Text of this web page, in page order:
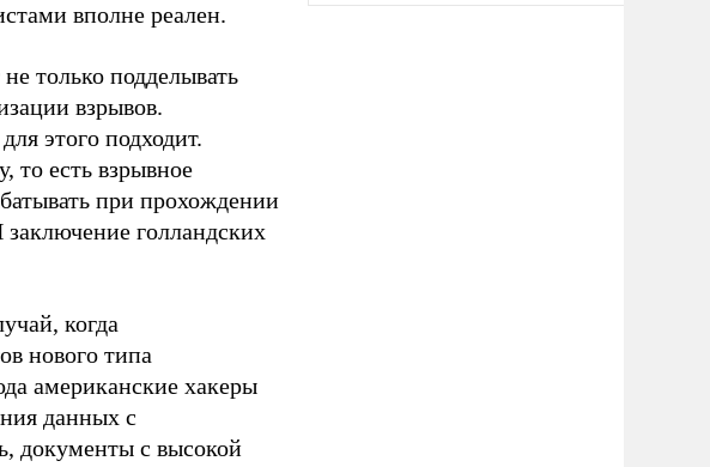
вполне реален.
только подделывать
взрывов.
этого подходит.
то есть взрывное
при прохождении
голландских
когда
нового типа
американские хакеры
данных с
документы с высокой